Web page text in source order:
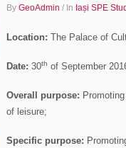
By GeoAdmin / In Iași SPE
Location: The Palace of
Date: 30th of September
Overall purpose:
of leisure;
Specific purpose: